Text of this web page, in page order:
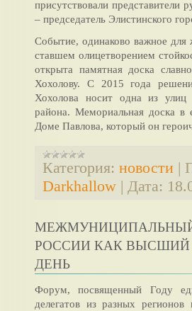
присутствовали представители
– председатель Элистинского
Событие, одинаково важное
ставшем олицетворением
открыта памятная доска
Хохолову. С 2015 года
Хохолова носит одна из улиц
района. Мемориальная доска в
Доме Павлова, который он
Категория: новости |
Darkhallow | Дата:
РОССИИ КАК
ДЕНЬ
Форум, посвященный Году
делегатов из разных